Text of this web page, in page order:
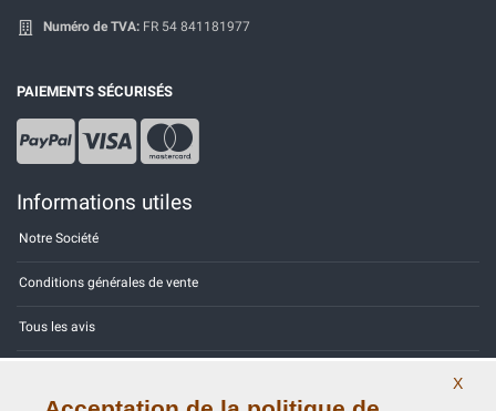
Numéro de TVA: FR 54 841181977
PAIEMENTS SÉCURISÉS
Informations utiles
Notre Société
Conditions générales de vente
Tous les avis
X